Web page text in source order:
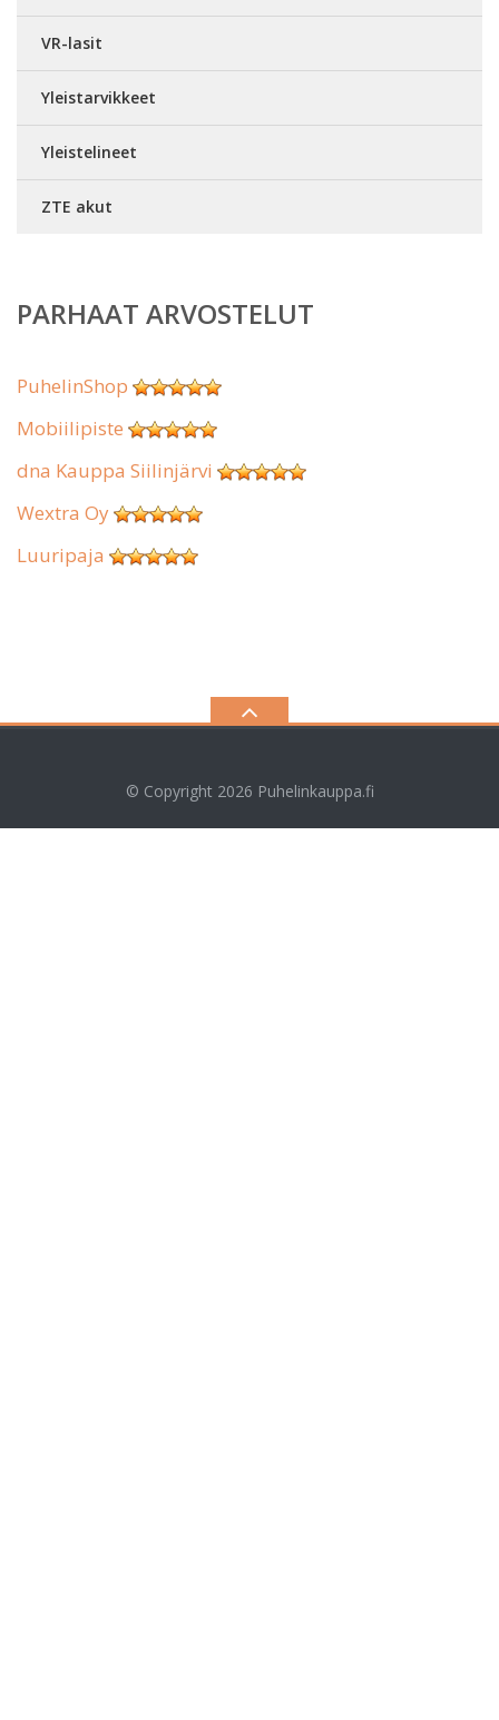
VR-lasit
Yleistarvikkeet
Yleistelineet
ZTE akut
PARHAAT ARVOSTELUT
PuhelinShop
Mobiilipiste
dna Kauppa Siilinjärvi
Wextra Oy
Luuripaja
© Copyright 2026 Puhelinkauppa.fi